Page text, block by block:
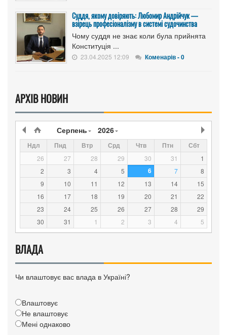
Суддя, якому довіряють: Любомир Андрійчук —
взірець професіоналізму в системі судочинства
Чому суддя не знає коли була прийнята
Конституція ...
23.04.2025 12:09 Коменарів - 0
АРХІВ НОВИН
Серпень 2026
Ндл Пнд Втр Срд Чтв Птн Сбт
26 27 28 29 30 31
1
2
3 4 5 6 7
8
9
10 11 12 13 14
15
16
17 18 19 20 21
22
23
24 25 26 27 28
29
30
31 1 2 3 4 5
ВЛАДА
Чи влаштовує вас влада в Україні?
Влаштовує
Не влаштовує
Мені однаково